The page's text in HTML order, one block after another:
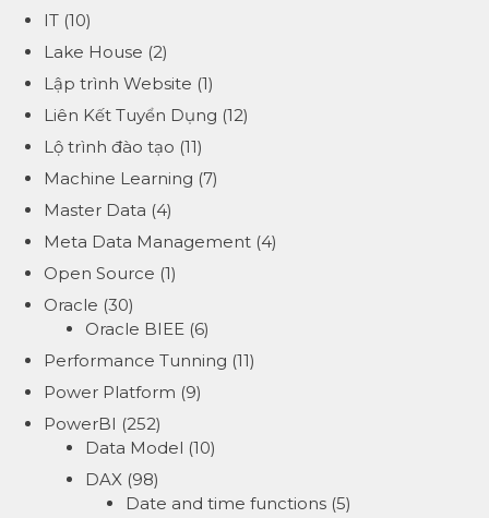
IT (10)
Lake House (2)
Lập trình Website (1)
Liên Kết Tuyển Dụng (12)
Lộ trình đào tạo (11)
Machine Learning (7)
Master Data (4)
Meta Data Management (4)
Open Source (1)
Oracle (30)
Oracle BIEE (6)
Performance Tunning (11)
Power Platform (9)
PowerBI (252)
Data Model (10)
DAX (98)
Date and time functions (5)